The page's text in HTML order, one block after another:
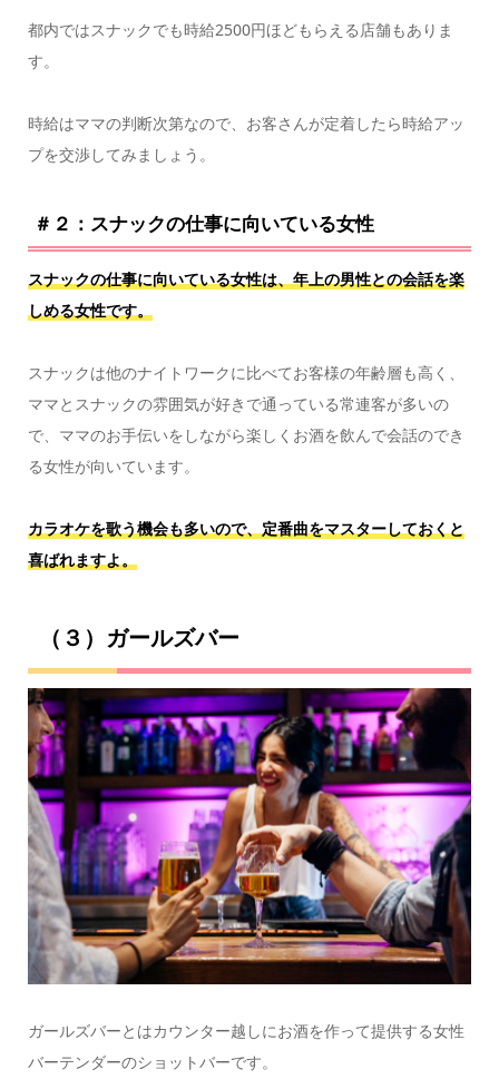
都内ではスナックでも時給2500円ほどもらえる店舗もありま
す。
時給はママの判断次第なので、お客さんが定着したら時給アッ
プを交渉してみましょう。
＃２：スナックの仕事に向いている女性
スナックの仕事に向いている女性は、年上の男性との会話を楽
しめる女性です。
スナックは他のナイトワークに比べてお客様の年齢層も高く、
ママとスナックの雰囲気が好きで通っている常連客が多いの
で、ママのお手伝いをしながら楽しくお酒を飲んで会話のでき
る女性が向いています。
カラオケを歌う機会も多いので、定番曲をマスターしておくと
喜ばれますよ。
（３）ガールズバー
ガールズバーとはカウンター越しにお酒を作って提供する女性
バーテンダーのショットバーです。